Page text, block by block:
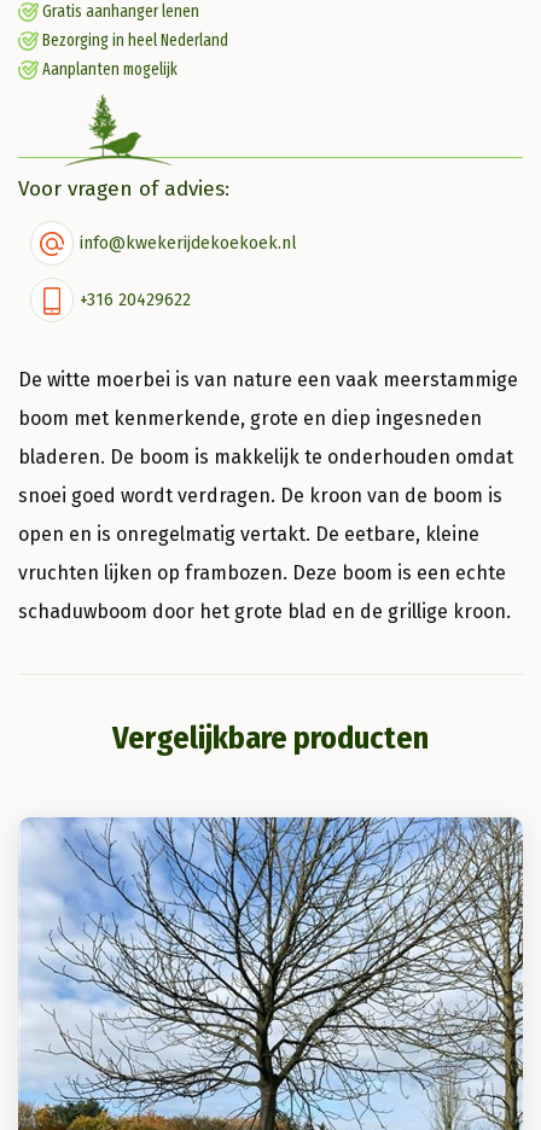
Gratis aanhanger lenen
Bezorging in heel Nederland
Aanplanten mogelijk
Voor vragen of advies:
info@kwekerijdekoekoek.nl
+316 20429622
De witte moerbei is van nature een vaak meerstammige
boom met kenmerkende, grote en diep ingesneden
bladeren. De boom is makkelijk te onderhouden omdat
snoei goed wordt verdragen. De kroon van de boom is
open en is onregelmatig vertakt. De eetbare, kleine
vruchten lijken op frambozen. Deze boom is een echte
schaduwboom door het grote blad en de grillige kroon.
Vergelijkbare producten